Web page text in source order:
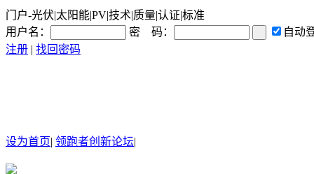
门户-光伏|太阳能|PV|技术|质量|认证|标准
用户名：
密 码：
自动
注册 | 找回密码
设为首页| 领跑者创新论坛|